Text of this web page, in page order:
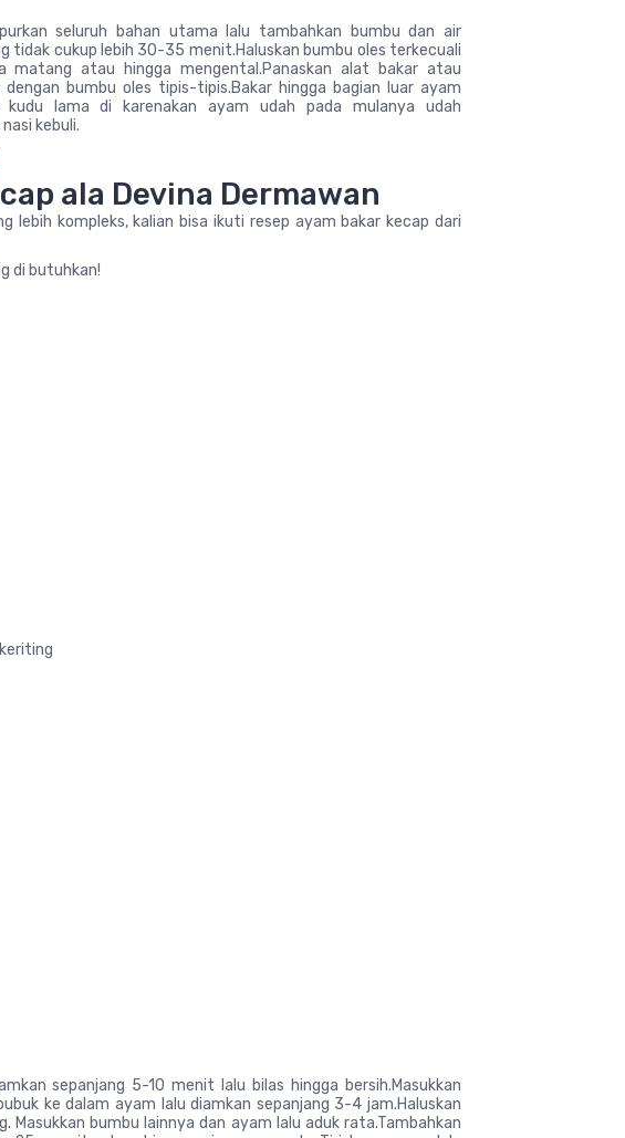
seluruh bahan utama lalu tambahkan bumbu dan air
tidak cukup lebih 30-35 menit.Haluskan bumbu oles terkecuali
matang atau hingga mengental.Panaskan alat bakar atau
bumbu oles tipis-tipis.Bakar hingga bagian luar ayam
kudu lama di karenakan ayam udah pada mulanya udah
kebuli.
ala Devina Dermawan
lebih kompleks, kalian bisa ikuti resep ayam bakar kecap dari
di butuhkan!
sepanjang 5-10 menit lalu bilas hingga bersih.Masukkan
ke dalam ayam lalu diamkan sepanjang 3-4 jam.Haluskan
bumbu lainnya dan ayam lalu aduk rata.Tambahkan